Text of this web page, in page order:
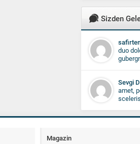
Sizden
duo
Sevgi
amet,
quis
Magazin